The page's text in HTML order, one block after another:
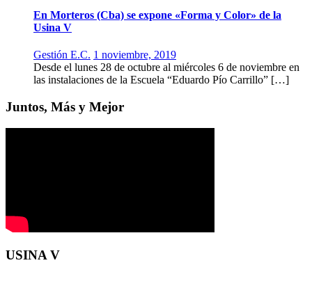
En Morteros (Cba) se expone «Forma y Color» de la
Usina V
Gestión E.C. 1 noviembre, 2019
Desde el lunes 28 de octubre al miércoles 6 de noviembre en
las instalaciones de la Escuela “Eduardo Pío Carrillo” […]
Juntos, Más y Mejor
USINA V